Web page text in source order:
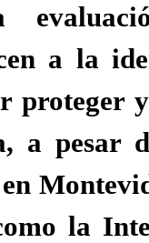
a la
proteger
a pesar
la